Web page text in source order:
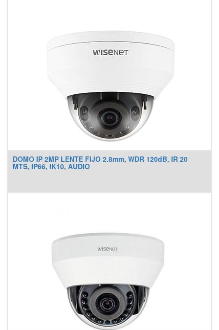
DOMO IP 2MP LENTE FIJO 2.8mm, WDR 120dB, IR 20
MTS, IP66, IK10, AUDIO